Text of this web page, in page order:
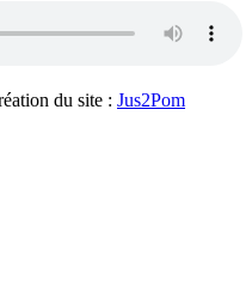
du site : Jus2Pom